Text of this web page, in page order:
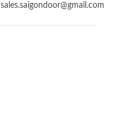
sales.saigondoor@gmail.com